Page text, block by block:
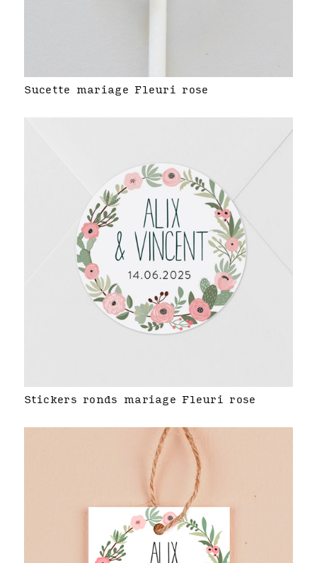
Sucette mariage Fleuri rose
Stickers ronds mariage Fleuri rose